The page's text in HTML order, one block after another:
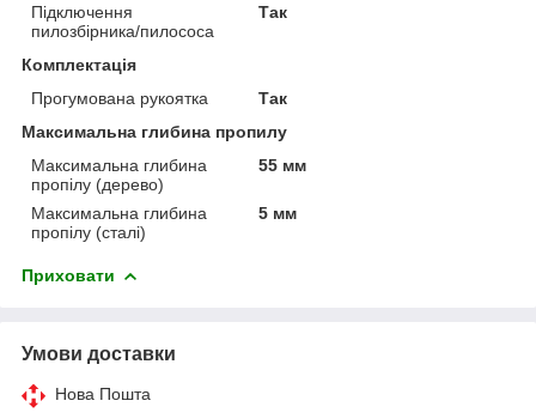
Підключення
пилозбірника/пилососа
Так
Комплектація
Прогумована рукоятка
Так
Максимальна глибина пропилу
Максимальна глибина
пропілу (дерево)
55 мм
Максимальна глибина
пропілу (сталі)
5 мм
Приховати
Умови доставки
Нова Пошта